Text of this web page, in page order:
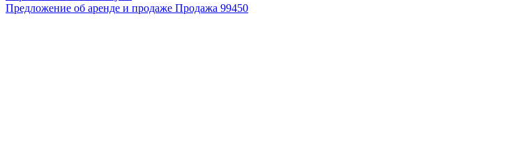
Предложение об аренде и продаже Продажа 99450